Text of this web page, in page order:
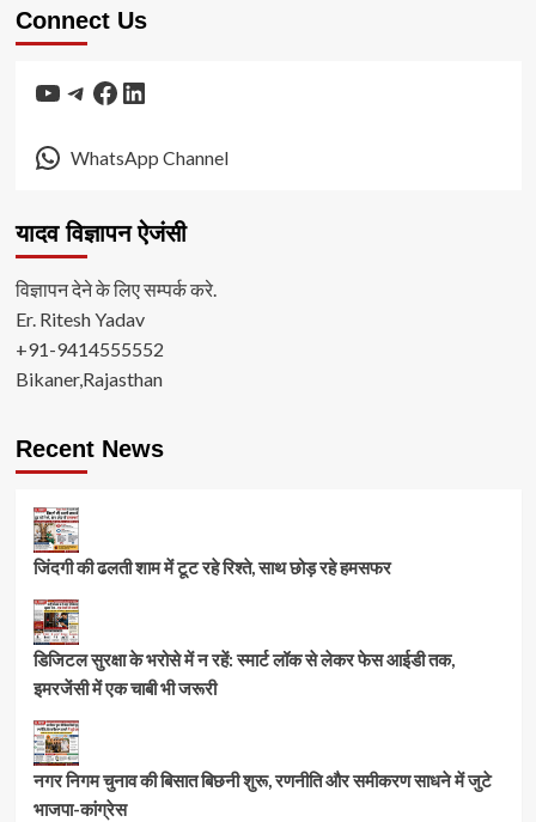
Connect Us
YouTube
Telegram
Facebook
LinkedIn
WhatsApp Channel
यादव विज्ञापन ऐजंसी
विज्ञापन देने के लिए सम्पर्क करे.
Er. Ritesh Yadav
+91-9414555552
Bikaner,Rajasthan
Recent News
जिंदगी की ढलती शाम में टूट रहे रिश्ते, साथ छोड़ रहे हमसफर
डिजिटल सुरक्षा के भरोसे में न रहें: स्मार्ट लॉक से लेकर फेस आईडी तक,
इमरजेंसी में एक चाबी भी जरूरी
नगर निगम चुनाव की बिसात बिछनी शुरू, रणनीति और समीकरण साधने में जुटे
भाजपा-कांग्रेस